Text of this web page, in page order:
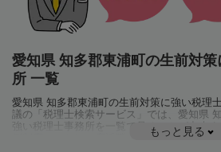
愛知県 知多郡東浦町の生前対
所 一覧
愛知県 知多郡東浦町の生前対策に強い税理
議の「税理士検索サービス」では、愛知県
強い税理士事務所を一覧で見ることが出来
例制度のことは一度近隣の税理士に相談して
もっと見る